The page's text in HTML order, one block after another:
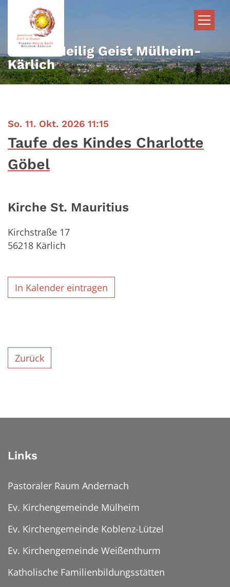
Zum Inhalt springen
Pfarrei Heilig Geist Mülheim-
Kärlich
So. 11. Okt. 2026 11:15
Taufe des Kindes Charlotte
Göbel
Kirche St. Mauritius
Kirchstraße 17
56218 Kärlich
In Kalender eintragen
Zurück
Links
Pastoraler Raum Andernach
Ev. Kirchengemeinde Mülheim
Ev. Kirchengemeinde Koblenz-Lützel
Ev. Kirchengemeinde Weißenthurm
Katholische Familienbildungsstätten